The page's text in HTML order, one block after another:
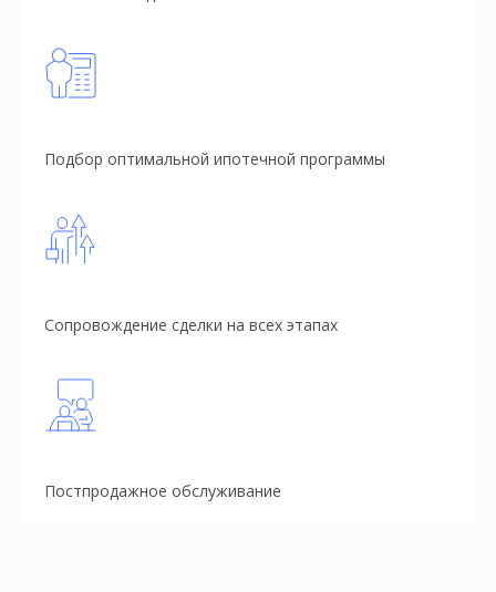
Подбор оптимальной ипотечной программы
Сопровождение сделки на всех этапах
Постпродажное обслуживание